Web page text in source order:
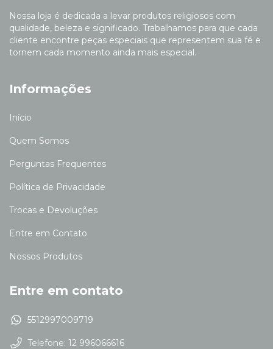
Nossa loja é dedicada a levar produtos religiosos com
qualidade, beleza e significado. Trabalhamos para que cada
cliente encontre peças especiais que representem sua fé e
tornem cada momento ainda mais especial.
Informações
Início
Quem Somos
Perguntas Frequentes
Política de Privacidade
Trocas e Devoluções
Entre em Contato
Nossos Produtos
Entre em contato
5512997009719
Telefone: 12 996066616